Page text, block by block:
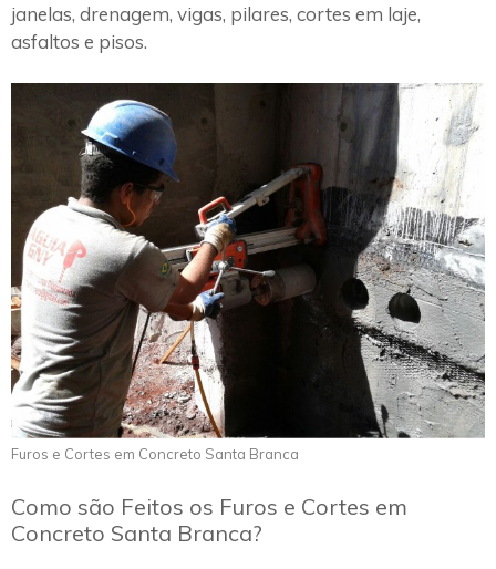
janelas, drenagem, vigas, pilares, cortes em laje,
asfaltos e pisos.
Furos e Cortes em Concreto Santa Branca
Como são Feitos os Furos e Cortes em
Concreto Santa Branca?